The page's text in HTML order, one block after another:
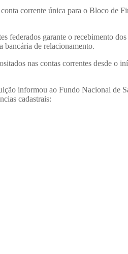
corrente única para o Bloco de
federados garante o recebimento
bancária de relacionamento.
nas contas correntes desde o
informou ao Fundo Nacional de
cadastrais: